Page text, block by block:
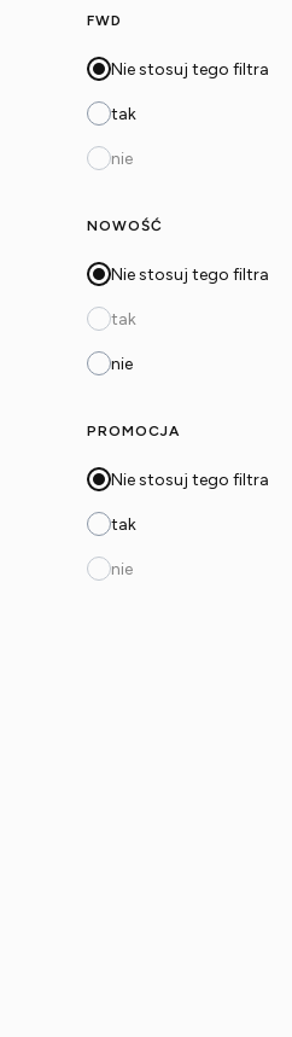
FWD
Nie stosuj tego filtra
tak
nie
NOWOŚĆ
Nie stosuj tego filtra
tak
nie
PROMOCJA
Nie stosuj tego filtra
tak
nie